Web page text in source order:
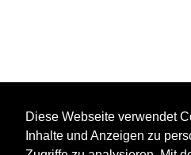
Diese Webseite verwendet
Inhalte und Anzeigen zu